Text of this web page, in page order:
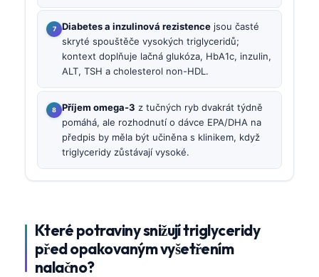
Diabetes a inzulinová rezistence jsou časté
skryté spouštěče vysokých triglyceridů;
kontext doplňuje lačná glukóza, HbA1c, inzulin,
ALT, TSH a cholesterol non-HDL.
Příjem omega-3 z tučných ryb dvakrát týdně
pomáhá, ale rozhodnutí o dávce EPA/DHA na
předpis by měla být učiněna s klinikem, když
triglyceridy zůstávají vysoké.
Které potraviny snižují triglyceridy
před opakovaným vyšetřením
nalačno?